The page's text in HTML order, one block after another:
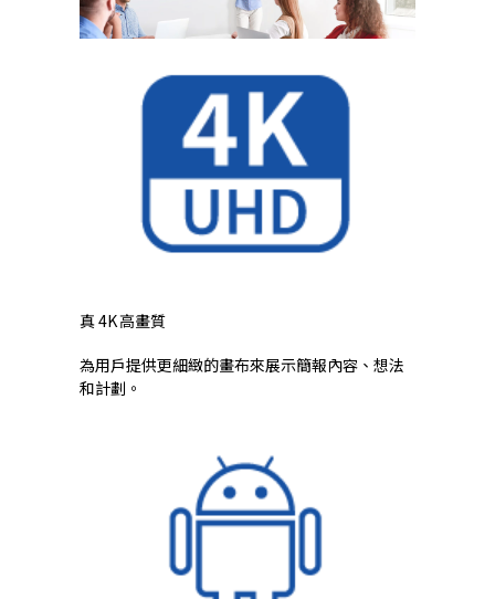
真 4K 高畫質
為用戶提供更細緻的畫布來展示簡報內容、想法
和計劃。